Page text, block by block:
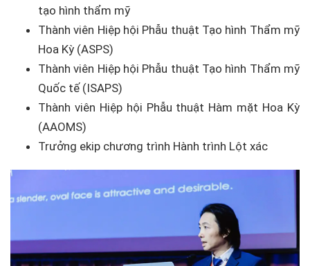
tạo hình thẩm mỹ
Thành viên Hiệp hội Phẫu thuật Tạo hình Thẩm mỹ
Hoa Kỳ (ASPS)
Thành viên Hiệp hội Phẫu thuật Tạo hình Thẩm mỹ
Quốc tế (ISAPS)
Thành viên Hiệp hội Phẫu thuật Hàm mặt Hoa Kỳ
(AAOMS)
Trưởng ekip chương trình Hành trình Lột xác